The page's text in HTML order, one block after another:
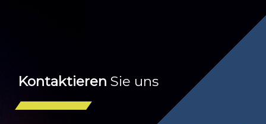
Kontaktieren Sie uns